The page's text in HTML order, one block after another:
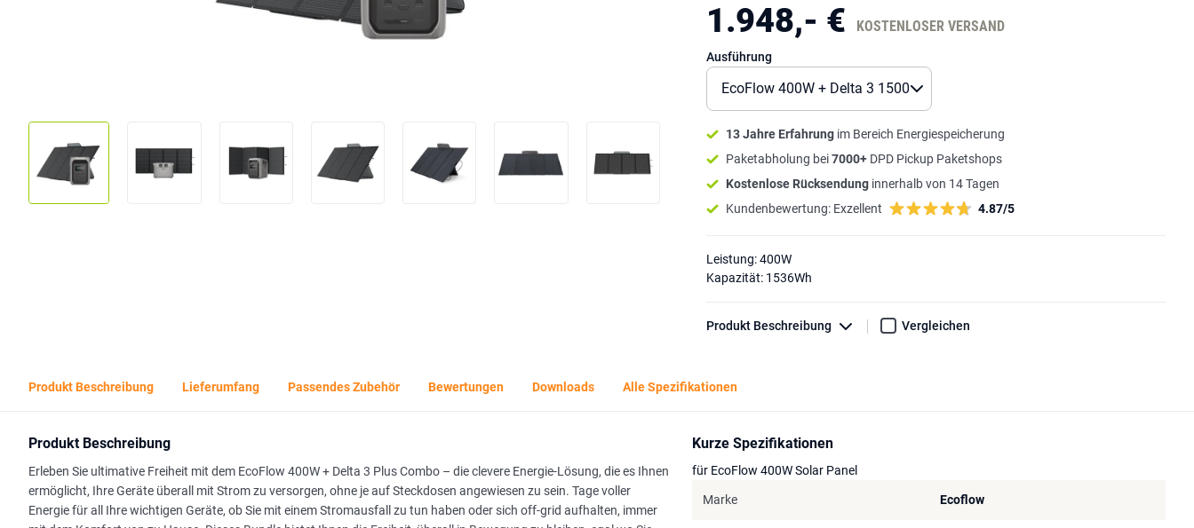
1.948,- € KOSTENLOSER VERSAND
Ausführung
13 Jahre Erfahrung im Bereich Energiespeicherung
Paketabholung bei7000+ DPD Pickup Paketshops
Kostenlose Rücksendung innerhalb von 14 Tagen
Kundenbewertung: Exzellent 4.87/5
Leistung: 400W
Kapazität: 1536Wh
Produkt Beschreibung Vergleichen
Produkt Beschreibung Lieferumfang Passendes Zubehör Bewertungen Downloads Alle Spezifikationen
Produkt Beschreibung
Erleben Sie ultimative Freiheit mit dem EcoFlow 400W + Delta 3 Plus Combo – die clevere Energie-Lösung, die es Ihnen
ermöglicht, Ihre Geräte überall mit Strom zu versorgen, ohne je auf Steckdosen angewiesen zu sein. Tage voller
Energie für all Ihre wichtigen Geräte, ob Sie mit einem Stromausfall zu tun haben oder sich off-grid aufhalten, immer
Kurze Spezifikationen
für EcoFlow 400W Solar Panel
Marke Ecoflow